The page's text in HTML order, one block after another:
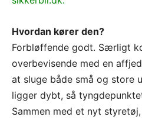
Hvordan kører den?
Forbløffende godt. Særligt
overbevisende med en
at sluge både små og store
ligger dybt, så
Sammen med et nyt